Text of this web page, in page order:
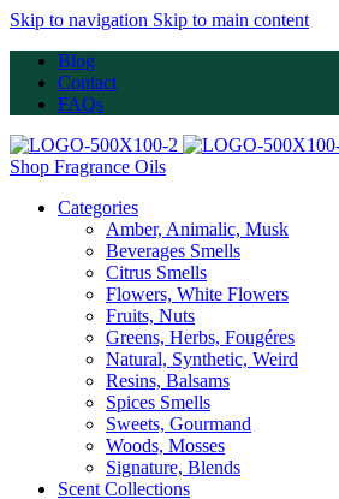
Skip to navigation Skip to main content
Blog
Contact
FAQs
Shop Fragrance Oils
Categories
Amber, Animalic, Musk
Beverages Smells
Citrus Smells
Flowers, White Flowers
Fruits, Nuts
Greens, Herbs, Fougéres
Natural, Synthetic, Weird
Resins, Balsams
Spices Smells
Sweets, Gourmand
Woods, Mosses
Signature, Blends
Scent Collections